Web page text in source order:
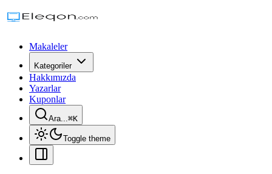
Makaleler
Kategoriler
Hakkımızda
Yazarlar
Kuponlar
Ara...⌘K
Toggle theme